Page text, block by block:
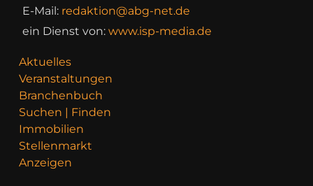
E-Mail: redaktion@abg-net.de
ein Dienst von: www.isp-media.de
Aktuelles
Veranstaltungen
Branchenbuch
Suchen | Finden
Immobilien
Stellenmarkt
Anzeigen